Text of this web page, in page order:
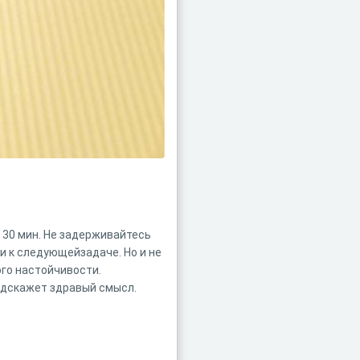
мин. Не задерживайтесь
к следующейзадаче. Но и не
настойчивости.
здравый смысл.